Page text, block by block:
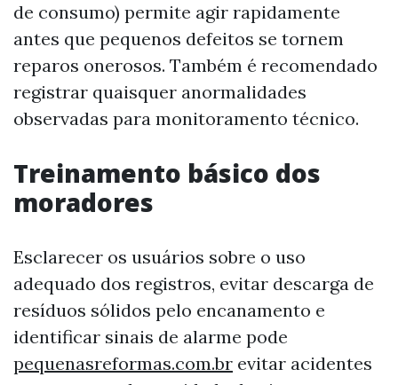
de consumo) permite agir rapidamente
antes que pequenos defeitos se tornem
reparos onerosos. Também é recomendado
registrar quaisquer anormalidades
observadas para monitoramento técnico.
Treinamento básico dos
moradores
Esclarecer os usuários sobre o uso
adequado dos registros, evitar descarga de
resíduos sólidos pelo encanamento e
identificar sinais de alarme pode
pequenasreformas.com.br evitar acidentes